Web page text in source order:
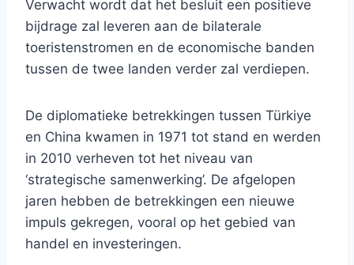
Verwacht wordt dat het besluit een positieve
bijdrage zal leveren aan de bilaterale
toeristenstromen en de economische banden
tussen de twee landen verder zal verdiepen.
De diplomatieke betrekkingen tussen Türkiye
en China kwamen in 1971 tot stand en werden
in 2010 verheven tot het niveau van
‘strategische samenwerking’. De afgelopen
jaren hebben de betrekkingen een nieuwe
impuls gekregen, vooral op het gebied van
handel en investeringen.